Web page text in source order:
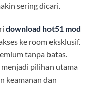
sering dicari.
download hot51 mod
ke room eksklusif.
tanpa batas.
pilihan utama
keamanan dan